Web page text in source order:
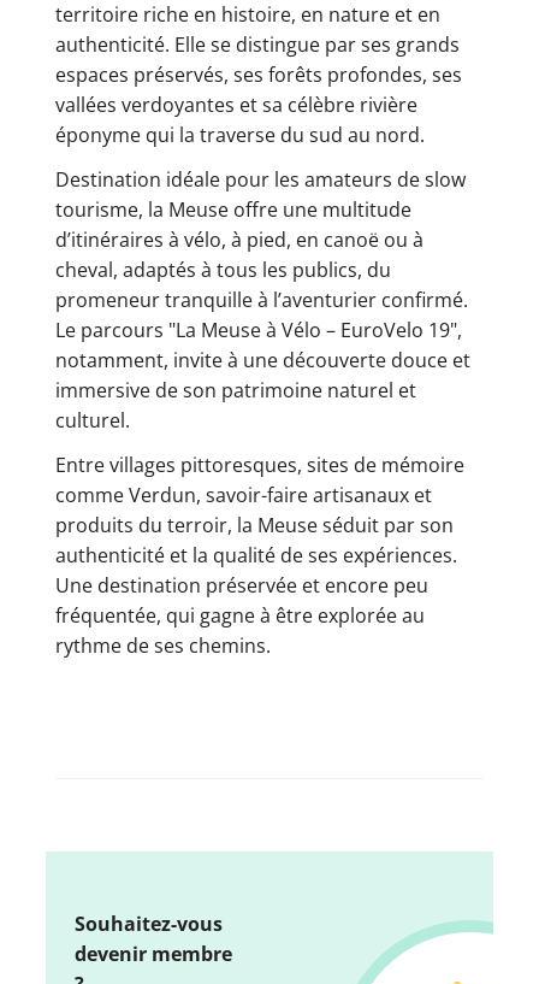
territoire riche en histoire, en nature et en
authenticité. Elle se distingue par ses grands
espaces préservés, ses forêts profondes, ses
vallées verdoyantes et sa célèbre rivière
éponyme qui la traverse du sud au nord.
Destination idéale pour les amateurs de slow
tourisme, la Meuse offre une multitude
d’itinéraires à vélo, à pied, en canoë ou à
cheval, adaptés à tous les publics, du
promeneur tranquille à l’aventurier confirmé.
Le parcours "La Meuse à Vélo – EuroVelo 19",
notamment, invite à une découverte douce et
immersive de son patrimoine naturel et
culturel.
Entre villages pittoresques, sites de mémoire
comme Verdun, savoir-faire artisanaux et
produits du terroir, la Meuse séduit par son
authenticité et la qualité de ses expériences.
Une destination préservée et encore peu
fréquentée, qui gagne à être explorée au
rythme de ses chemins.
Souhaitez-vous
devenir membre